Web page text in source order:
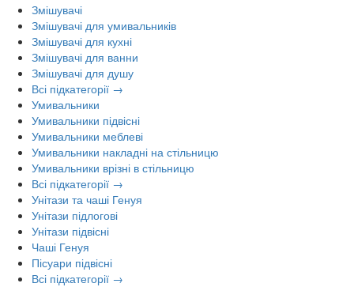
Змішувачі
Змішувачі для умивальників
Змішувачі для кухні
Змішувачі для ванни
Змішувачі для душу
Всі підкатегорії →
Умивальники
Умивальники підвісні
Умивальники меблеві
Умивальники накладні на стільницю
Умивальники врізні в стільницю
Всі підкатегорії →
Унітази та чаші Генуя
Унітази підлогові
Унітази підвісні
Чаші Генуя
Пісуари підвісні
Всі підкатегорії →